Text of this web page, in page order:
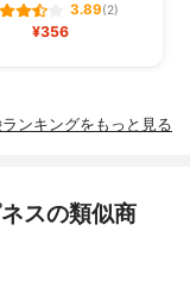
3.89(2)
¥356
ンキングをもっと見る
スの類似商